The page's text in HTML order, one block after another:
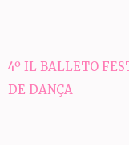
Navegação
de
4º IL BALLETO
DE DANÇA